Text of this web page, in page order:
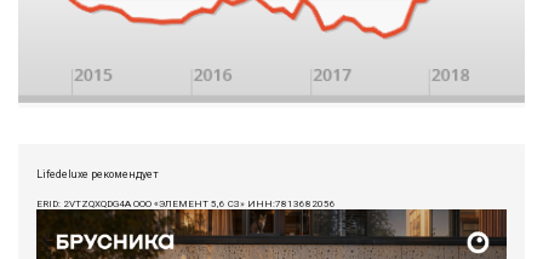
Lifedeluxe рекомендует
ERID: 2VTZQXQDG4A ООО «ЭЛЕМЕНТ 5,6 СЗ» ИНН:7813682056